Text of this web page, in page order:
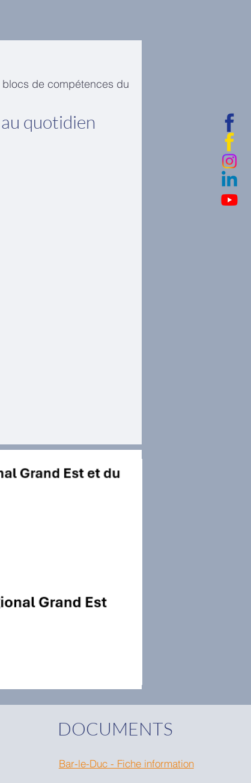
de compétences du
quotidien
DOCUMENTS
Bar-le-Duc - Fiche information